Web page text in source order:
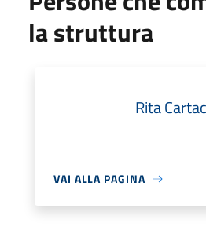
la struttura
Rita
VAI ALLA PAGINA